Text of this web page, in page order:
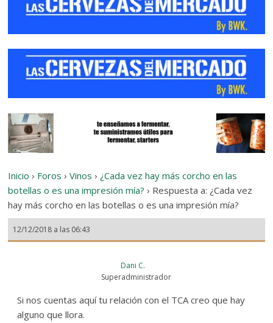
Inicio › Foros › Vinos › ¿Cada vez hay más corcho en las
botellas o es una impresión mía? › Respuesta a: ¿Cada vez
hay más corcho en las botellas o es una impresión mía?
12/12/2018 a las 06:43
Dani C.
Superadministrador
Si nos cuentas aquí tu relación con el TCA creo que hay
alguno que llora.